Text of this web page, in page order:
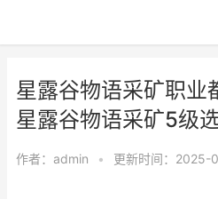
星露谷物语采矿职业
星露谷物语采矿5级
作者： admin • 更新时间：2025-